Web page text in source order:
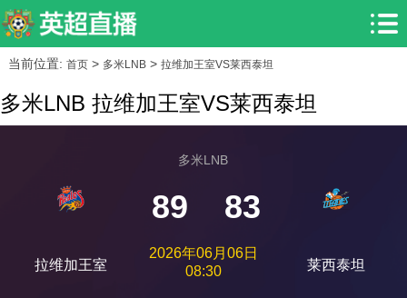
当前位置: 首页> 多米LNB> 拉维加王室VS莱西泰坦
多米LNB 拉维加王室VS莱西泰坦
拉维加王室
多米LNB
89 83
2026年06月06日
08:30
莱西泰坦